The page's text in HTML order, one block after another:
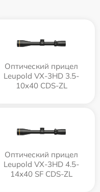
Оптический прицел
Leupold VX-3HD 3.5-
10x40 CDS-ZL
Оптический прицел
Leupold VX-3HD 4.5-
14x40 SF CDS-ZL